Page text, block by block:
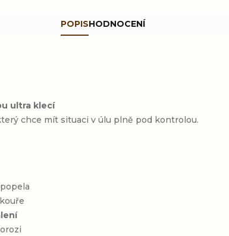
POPISHODNOCENÍ
ultra klecí
chce mít situaci v úlu plně pod kontrolou.